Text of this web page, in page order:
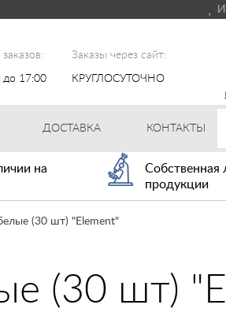
до 17:00
Заказы через сайт:
КРУГЛОСУТОЧНО
ДОСТАВКА КОНТАКТЫ
на
Собственная
продукции
(30 шт) "Element"
(30 шт)